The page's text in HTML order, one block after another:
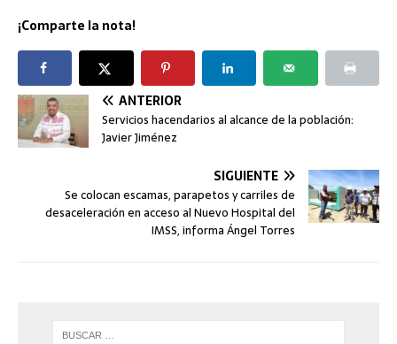
¡Comparte la nota!
ANTERIOR
Servicios hacendarios al alcance de la población:
Javier Jiménez
SIGUIENTE
Se colocan escamas, parapetos y carriles de
desaceleración en acceso al Nuevo Hospital del
IMSS, informa Ángel Torres